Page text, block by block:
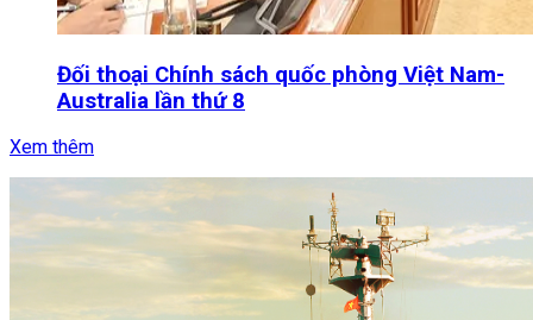
Đối thoại Chính sách quốc phòng Việt Nam-
Australia lần thứ 8
Xem thêm